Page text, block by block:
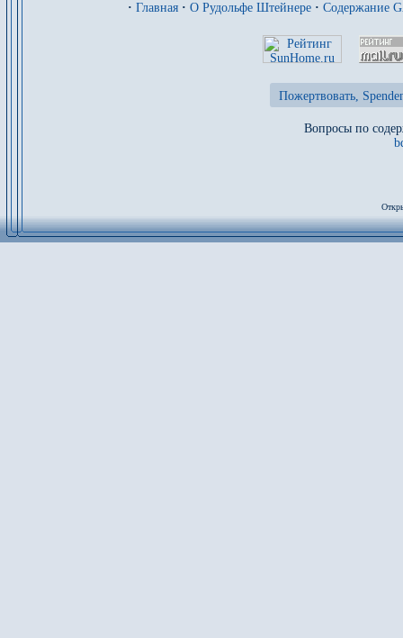
· Главная · О Рудольфе Штейнере · Содержание
Пожертвовать,
Вопросы по